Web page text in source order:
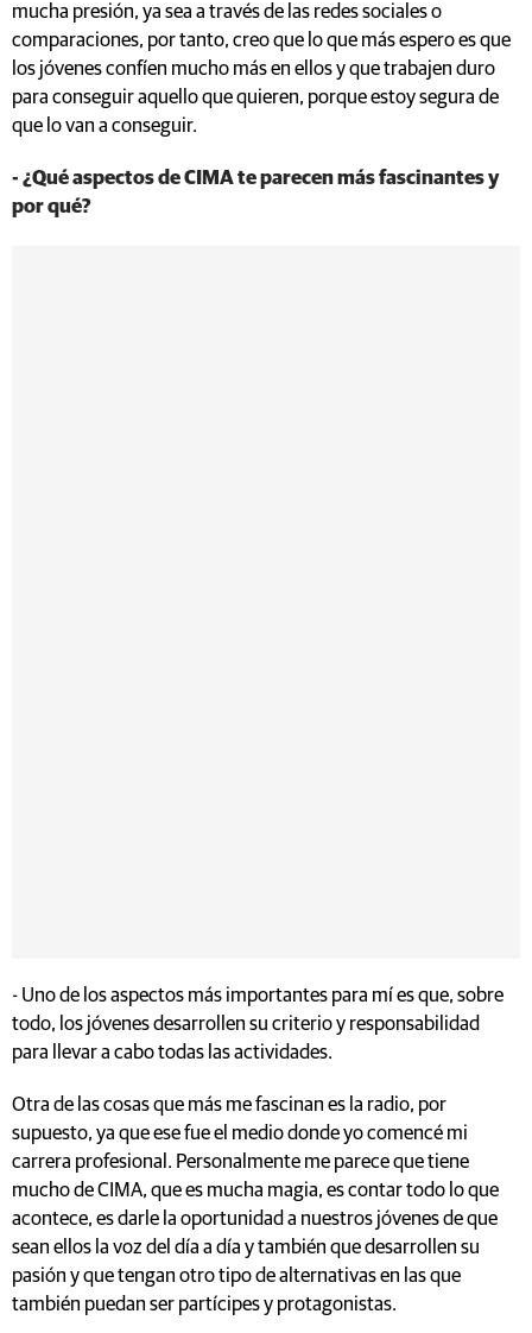
mucha presión, ya sea a través de las redes sociales o
comparaciones, por tanto, creo que lo que más espero es que
los jóvenes confíen mucho más en ellos y que trabajen duro
para conseguir aquello que quieren, porque estoy segura de
que lo van a conseguir.
- ¿Qué aspectos de CIMA te parecen más fascinantes y
por qué?
- Uno de los aspectos más importantes para mí es que, sobre
todo, los jóvenes desarrollen su criterio y responsabilidad
para llevar a cabo todas las actividades.
Otra de las cosas que más me fascinan es la radio, por
supuesto, ya que ese fue el medio donde yo comencé mi
carrera profesional. Personalmente me parece que tiene
mucho de CIMA, que es mucha magia, es contar todo lo que
acontece, es darle la oportunidad a nuestros jóvenes de que
sean ellos la voz del día a día y también que desarrollen su
pasión y que tengan otro tipo de alternativas en las que
también puedan ser partícipes y protagonistas.